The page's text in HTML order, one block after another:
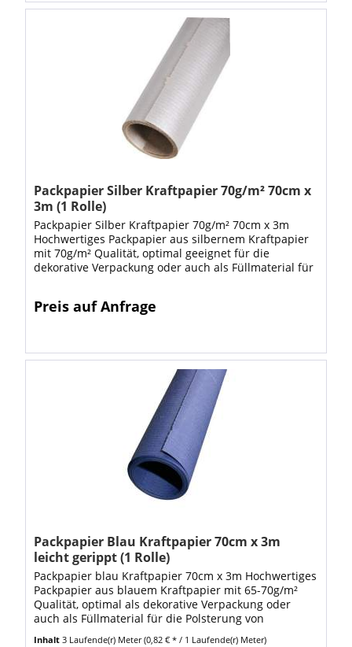
Packpapier Silber Kraftpapier 70g/m² 70cm x
3m (1 Rolle)
Packpapier Silber Kraftpapier 70g/m² 70cm x 3m
Hochwertiges Packpapier aus silbernem Kraftpapier
mit 70g/m² Qualität, optimal geeignet für die
dekorative Verpackung oder auch als Füllmaterial für
Preis auf Anfrage
Packpapier Blau Kraftpapier 70cm x 3m
leicht gerippt (1 Rolle)
Packpapier blau Kraftpapier 70cm x 3m Hochwertiges
Packpapier aus blauem Kraftpapier mit 65-70g/m²
Qualität, optimal als dekorative Verpackung oder
auch als Füllmaterial für die Polsterung von
Inhalt3 Laufende(r) Meter(0,82 € * / 1 Laufende(r) Meter)